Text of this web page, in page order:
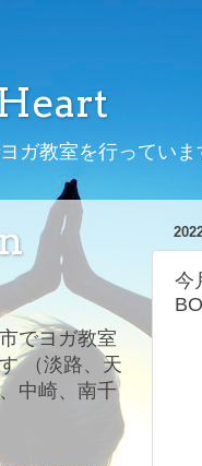
ガ教室を行ってい
今
でヨガ教室
（淡路、天
中崎、南千